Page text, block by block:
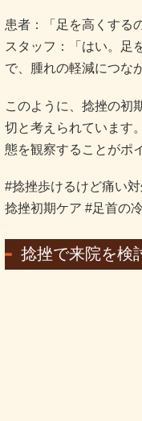
患者：「足を高くする
スタッフ：「はい。足
で、腫れの軽減につな
このように、捻挫の初
切と考えられています
態を観察することがポ
#捻挫歩けるけど痛い
捻挫初期ケア #足首の
捻挫で来院を検